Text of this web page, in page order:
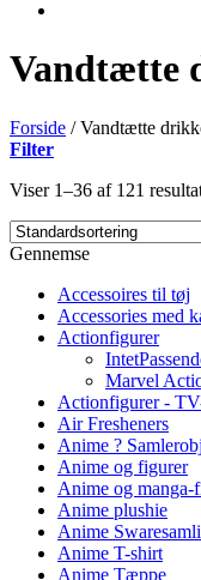
Vandtætte
Forside /Vandtætte
Filter
Viser 1–36 af 121
Gennemse
Accessoires til tøj
Accessories med
Actionfigurer
Marvel
Actionfigurer -
Air Fresheners
Anime ?
Anime og figurer
Anime og manga-
Anime plushie
Anime
Anime T-shirt
Anime Tæppe